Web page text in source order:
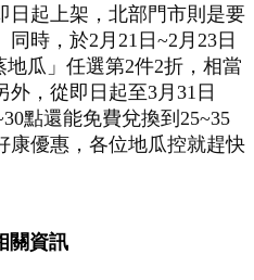
日起上架，北部門市則是要
時，於2月21日~2月23日
瓜」任選第2件2折，相當
外，從即日起至3月31日
點還能免費兌換到25~35
康優惠，各位地瓜控就趕快
關資訊